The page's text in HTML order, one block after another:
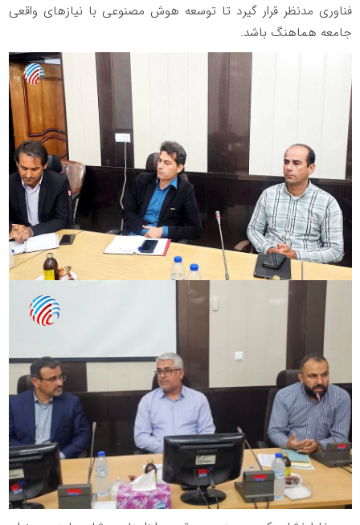
فناوری مدنظر قرار گیرد تا توسعه هوش مصنوعی با نیازهای واقعی
جامعه هماهنگ باشد.